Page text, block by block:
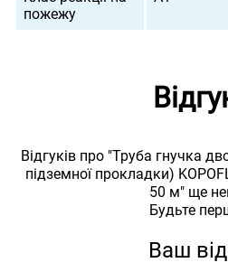
пожежу
Відгуків про "Труба гнучка
підземної прокладки)
50 м" ще
Будьте
Ваш